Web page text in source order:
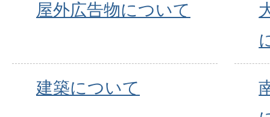
屋外広告物について
建築について